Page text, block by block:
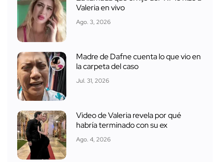
Valeria en vivo
Ago. 3, 2026
Madre de Dafne cuenta lo que vio en
la carpeta del caso
Jul. 31, 2026
Video de Valeria revela por qué
habría terminado con su ex
Ago. 4, 2026